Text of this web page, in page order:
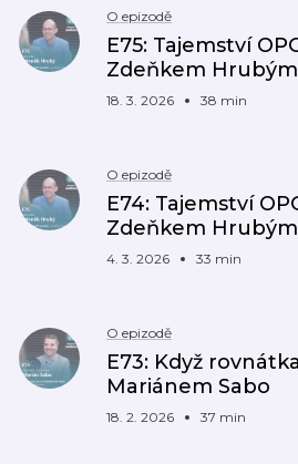
O epizodě
E75: Tajemství
Zdeňkem
18. 3. 2026 38 min
O epizodě
E74: Tajemství
Zdeňkem Hrubým
4. 3. 2026 33 min
O epizodě
E73: Když
Mariánem Sabo
18. 2. 2026 37 min